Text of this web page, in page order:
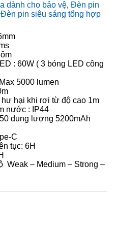
dành cho bảo vệ, Đèn pin
Đèn pin siêu sáng tổng hợp
: 60W ( 3 bóng LED công
5000 lumen
hại khi rơi từ độ cao 1m
nước :
IP44
dung lượng 5200mAh
C
tục: 6H
Weak – Medium – Strong –